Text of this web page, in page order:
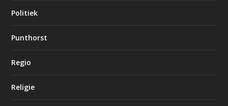
Politiek
Punthorst
Regio
Religie